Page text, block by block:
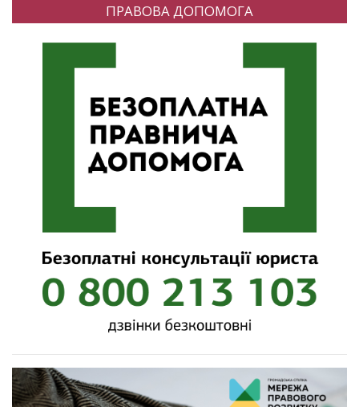
ПРАВОВА ДОПОМОГА